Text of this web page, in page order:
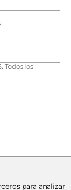
Todos los
para analizar